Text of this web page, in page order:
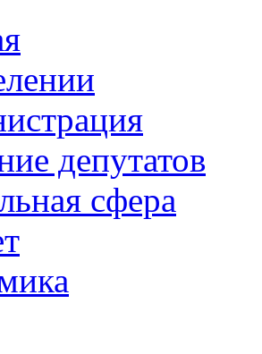
депутатов
сфера